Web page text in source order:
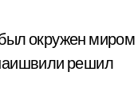
окружен миром
решил